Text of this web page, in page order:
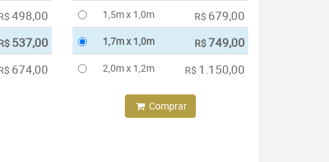
498,00
537,00
674,00
1,5m x 1,0m
R$ 679,00
1,7m x 1,0m R$749,00
2,0m x 1,2m R$ 1.150,00
Comprar